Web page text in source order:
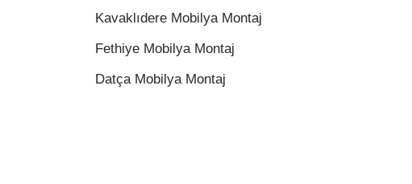
Kavaklıdere Mobilya Montaj
Fethiye Mobilya Montaj
Datça Mobilya Montaj